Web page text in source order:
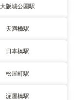
大阪城公園駅
天満橋駅
日本橋駅
松屋町駅
淀屋橋駅